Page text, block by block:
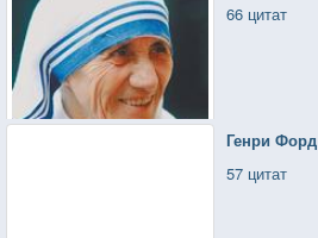
66 цитат
Генри Форд
57 цитат